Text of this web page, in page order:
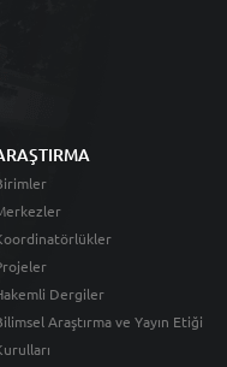
Dergiler
Araştırma ve Yayın Etiği